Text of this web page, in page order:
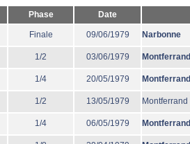
Phase Date
Finale 09/06/1979 Narbonne
1/2 03/06/1979 Montferrand
1/4 20/05/1979 Montferrand
1/2 13/05/1979 Montferrand
1/4 06/05/1979 Montferrand